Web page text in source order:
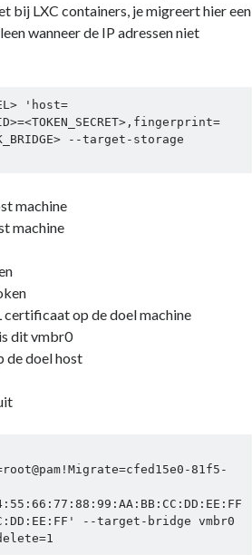
bij LXC containers, je migreert hier een
wanneer de IP adressen niet
'host=
--target-storage
machine
machine
certificaat op de doel machine
dit vmbr0
de doel host
81f5-
--target-bridge vmbr0